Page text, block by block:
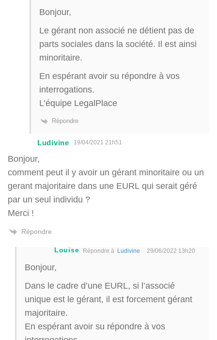
Bonjour,
Le gérant non associé ne détient pas de
parts sociales dans la société. Il est ainsi
minoritaire.
En espérant avoir su répondre à vos
interrogations.
L’équipe LegalPlace
Répondre
Ludivine 19/04/2021 21h51
Bonjour,
comment peut il y avoir un gérant minoritaire ou un
gerant majoritaire dans une EURL qui serait géré
par un seul individu ?
Merci !
Répondre
Louise Répondre à Ludivine 29/06/2022 13h20
Bonjour,
Dans le cadre d’une EURL, si l’associé
unique est le gérant, il est forcement gérant
majoritaire.
En espérant avoir su répondre à vos